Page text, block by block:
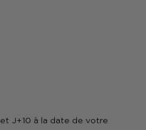
J+10 à la date de votre